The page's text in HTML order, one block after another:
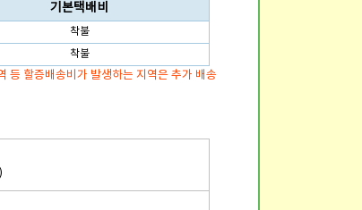
기본택배비
착불
착불
등 할증배송비가 발생하는 지역은 추가 배송